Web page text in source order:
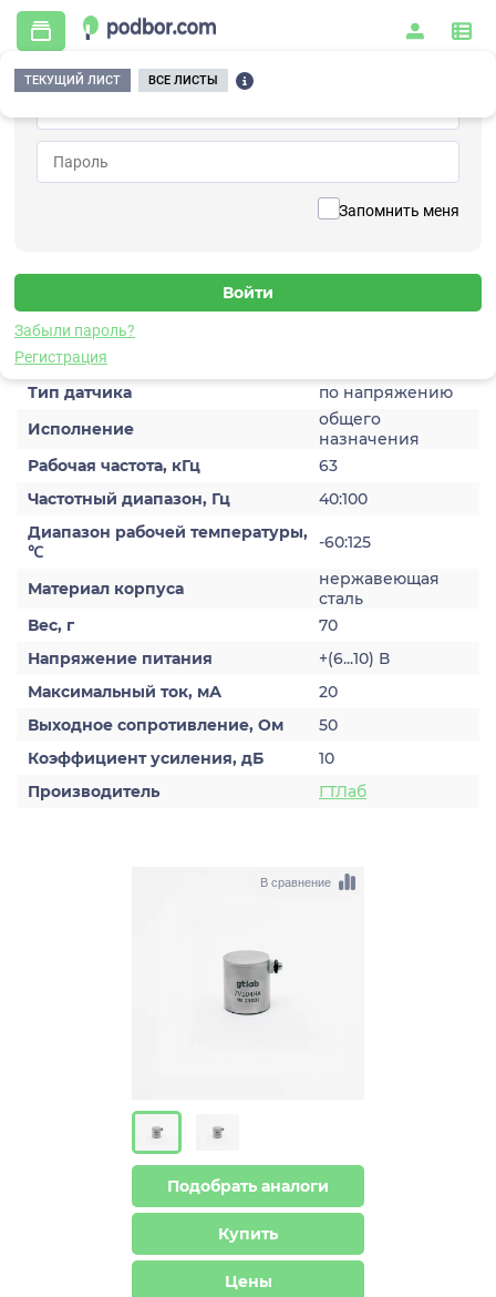
Запомнить меня
Забыли пароль?
Регистрация
ТЕКУЩИЙ ЛИСТ ВСЕ ЛИСТЫ
Главная / Контрольно-измерительные приборы и автоматика / Датчики /
Акустической эмиссии / 7V104HA
Датчик акустической эмиссии
Характеристики
Тип датчика
по напряжению
Исполнение
общего
назначения
Рабочая частота, кГц
63
Частотный диапазон, Гц
40:100
Диапазон рабочей температуры,
℃
-60:125
Материал корпуса
нержавеющая
сталь
Вес, г
70
Напряжение питания
+(6...10) В
Максимальный ток, мА
20
Выходное сопротивление, Ом
50
Коэффициент усиления, дБ
10
Производитель
ГТЛаб
В сравнение
Подобрать аналоги
Купить
Цены